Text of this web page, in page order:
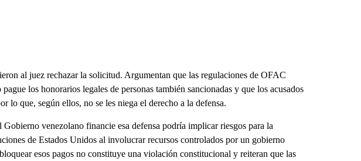
al juez rechazar la solicitud. Argumentan que las regulaciones de OFAC
los honorarios legales de personas también sancionadas y que los acusados
lo que, según ellos, no se les niega el derecho a la defensa.
venezolano financie esa defensa podría implicar riesgos para la
de Estados Unidos al involucrar recursos controlados por un gobierno
esos pagos no constituye una violación constitucional y reiteran que las